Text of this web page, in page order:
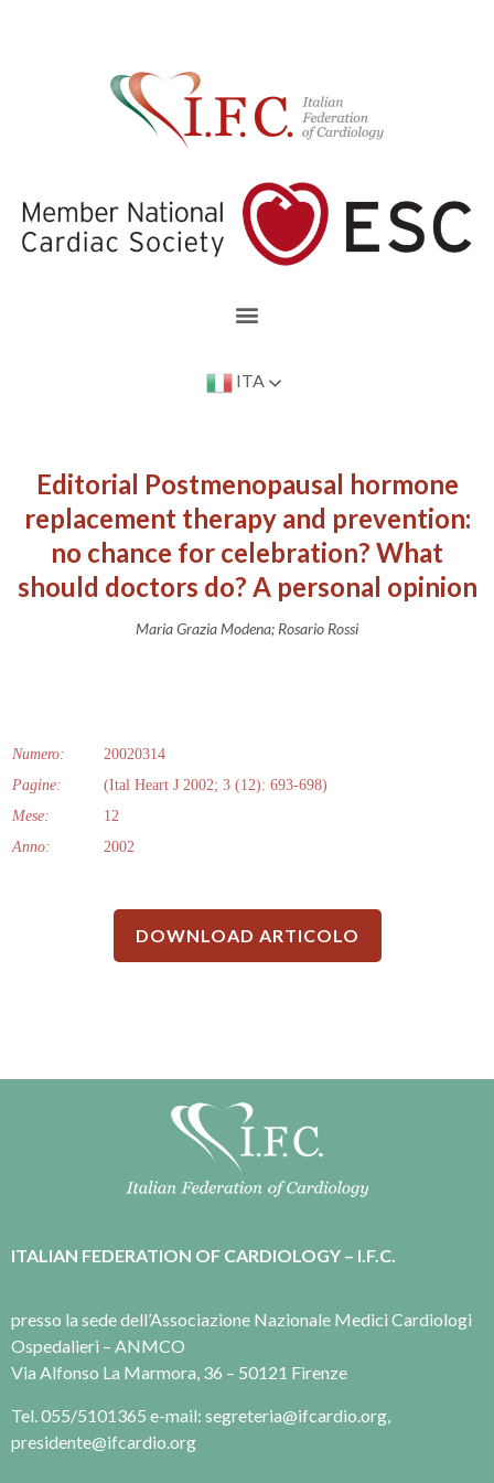
ITA
Editorial Postmenopausal hormone
replacement therapy and prevention:
no chance for celebration? What
should doctors do? A personal opinion
Maria Grazia Modena; Rosario Rossi
Numero:
20020314
Pagine:
(Ital Heart J 2002; 3 (12): 693-698)
Mese:
12
Anno:
2002
DOWNLOAD ARTICOLO
ITALIAN FEDERATION OF CARDIOLOGY – I.F.C.
presso la sede dell’Associazione Nazionale Medici Cardiologi
Ospedalieri – ANMCO
Via Alfonso La Marmora, 36 – 50121 Firenze
Tel. 055/5101365 e-mail: segreteria@ifcardio.org,
presidente@ifcardio.org